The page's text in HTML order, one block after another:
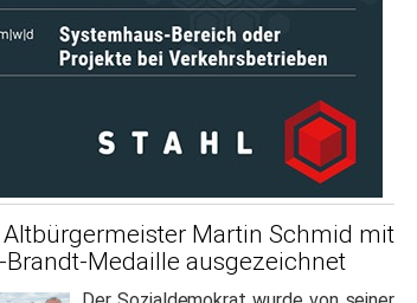
Martin Schmid mit
Brandt-Medaille ausgezeichnet